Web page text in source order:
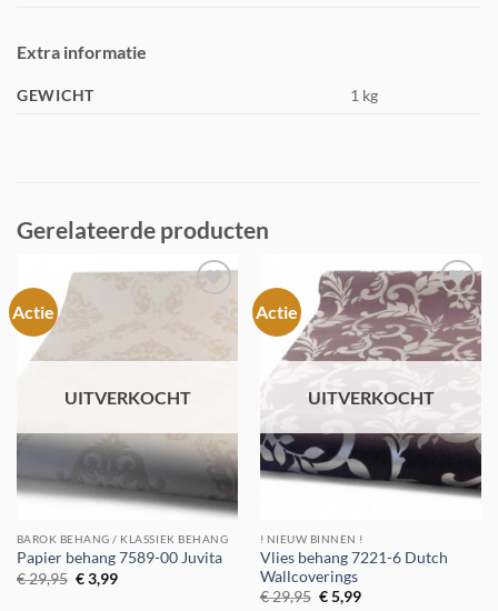
Extra informatie
GEWICHT 1 kg
Gerelateerde producten
Actie
verlanglijst
UITVERKOCHT
BAROK BEHANG / KLASSIEK BEHANG
Papier behang 7589-00 Juvita
€29,95 Oorspronkelijke
prijs
€3,99Huidige
Actie
Toevoegen
aan
verlanglijst
UITVERKOCHT
! NIEUW BINNEN !
Vlies behang 7221-6 Dutch
Wallcoverings
€29,95 Oorspronkelijke
€5,99Huidige